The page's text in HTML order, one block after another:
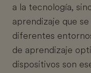
a la tecnología,
aprendizaje que
diferentes
de aprendizaje
dispositivos son